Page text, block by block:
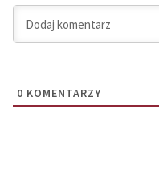
0 KOMENTARZY